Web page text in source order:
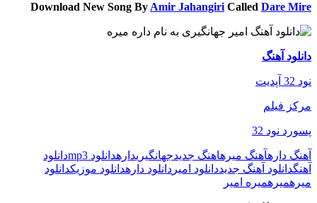
Download New Song By Amir Jahangiri Called Dare Mire
دانلود آهنگ
نود 32 آپدیت
مرکز فیلم
پسورد نود 32
آهنگ دارهآهنگ میرهاهنگ جدیدجهانگیریدارهدانلود mp3
دانلود
آهنگدانلود آهنگ جدیددانلود امیر دانلود دارهدانلود موزیکدانلود
میرهمیرهمیره امیر